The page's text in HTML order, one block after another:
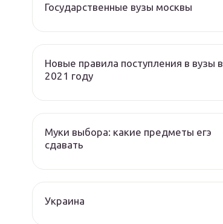
Государственные вузы москвы
Новые правила поступления в вузы в
2021 году
Муки выбора: какие предметы егэ
сдавать
Украина